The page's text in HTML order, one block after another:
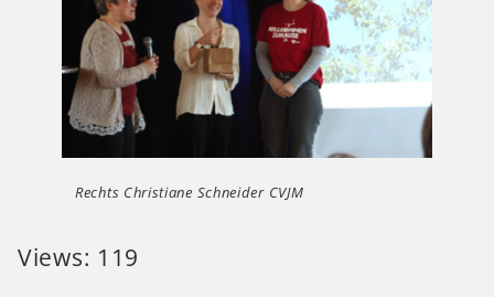
Rechts Christiane Schneider CVJM
Views: 119